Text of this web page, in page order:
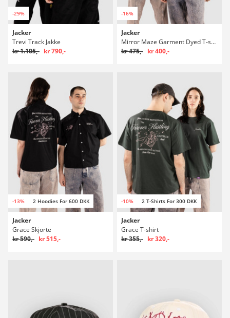
-29%
Jacker
Trevi Track Jakke
kr 1.105,- kr 790,-
-16%
Jacker
Mirror Maze Garment Dyed T-shirt
kr 475,- kr 400,-
-13% 2 Hoodies For 600 DKK
Jacker
Grace Skjorte
kr 590,- kr 515,-
-10% 2 T-Shirts For 300 DKK
Jacker
Grace T-shirt
kr 355,- kr 320,-